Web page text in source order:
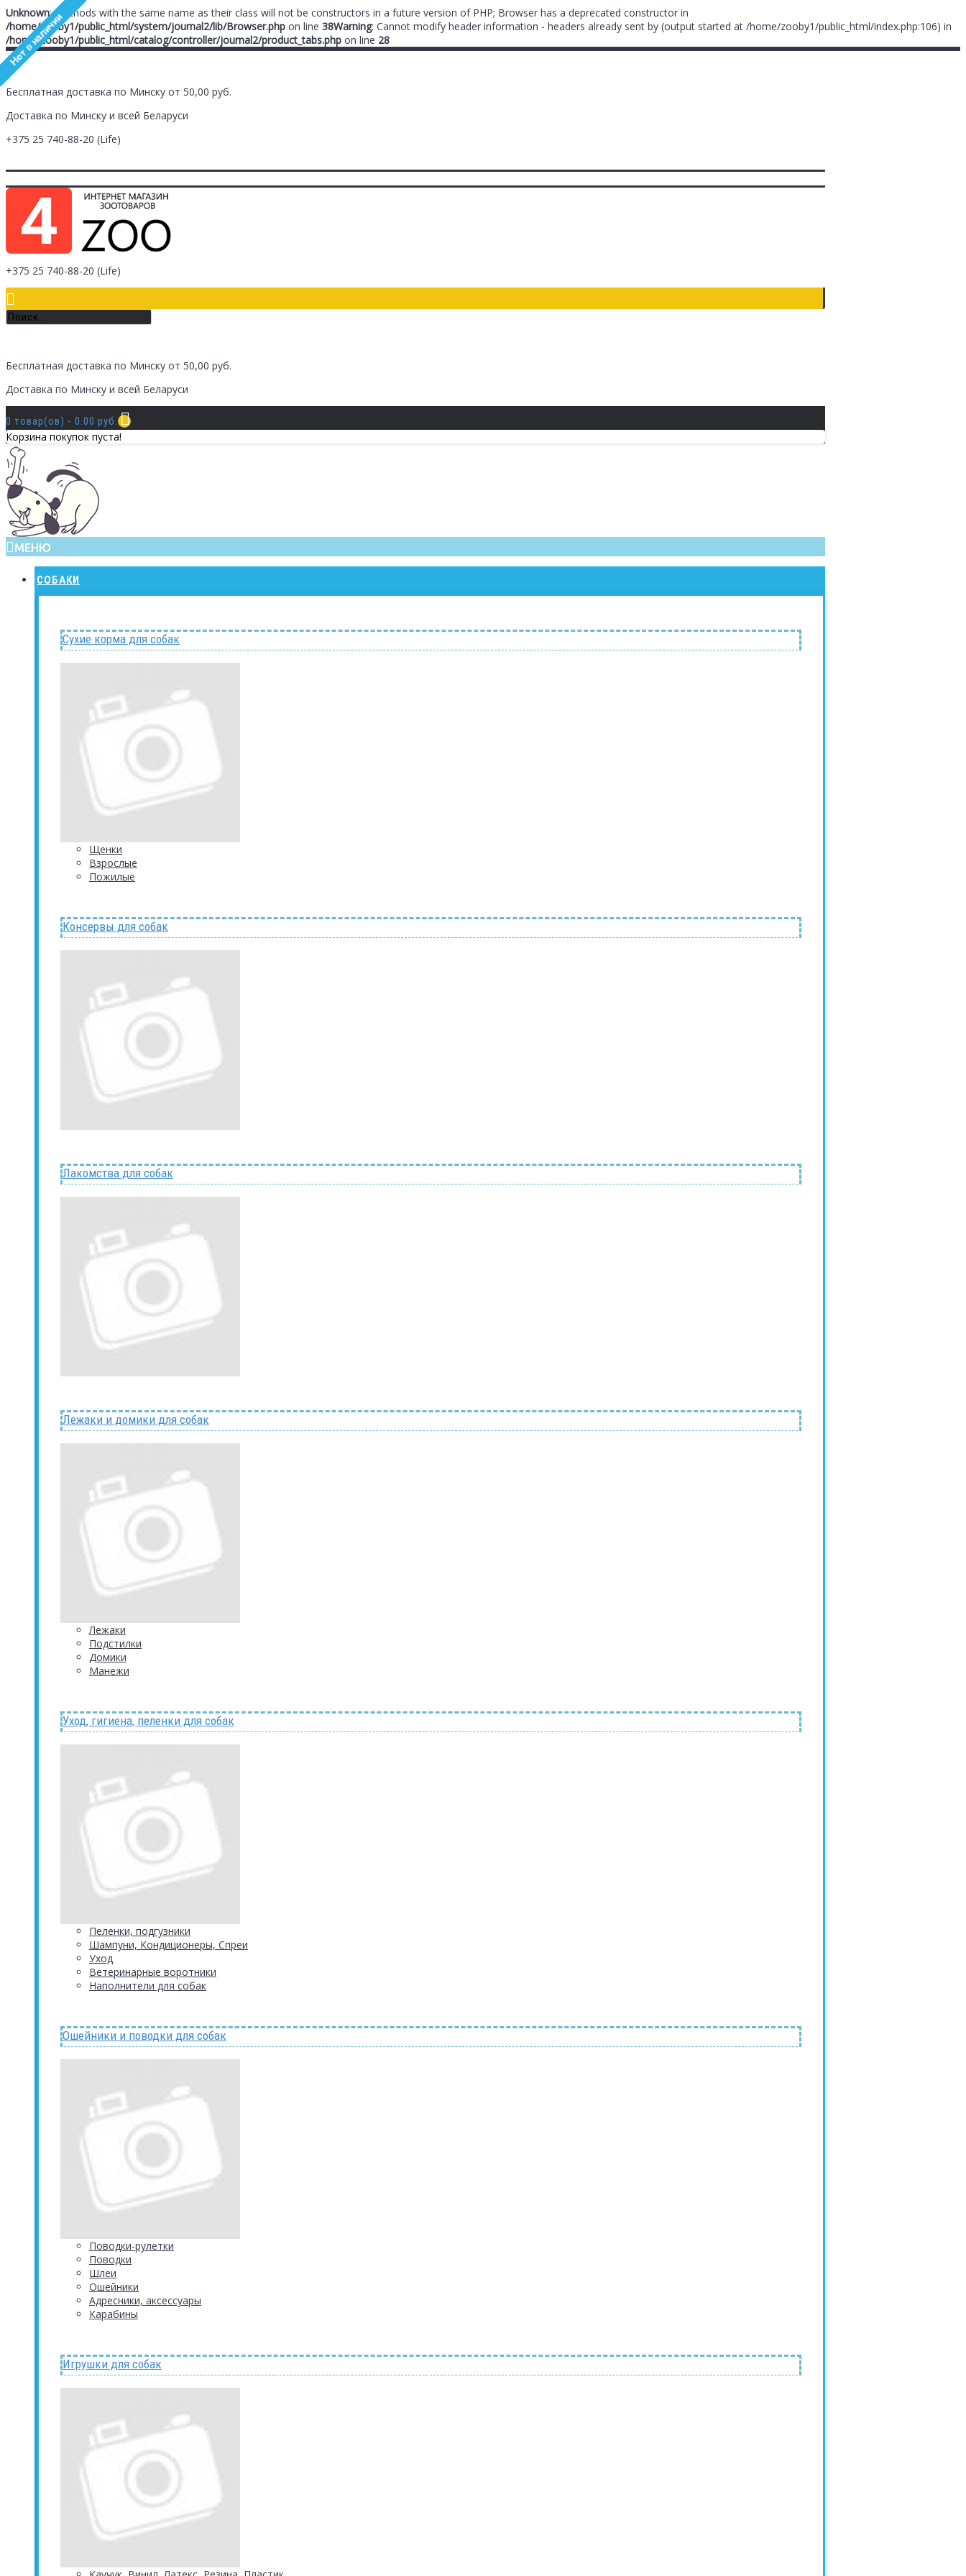
Unknown: Methods with the same name as their class will not be constructors in a future version of PHP; Browser has a deprecated constructor in
/home/zooby1/public_html/system/journal2/lib/Browser.php on line 38Warning: Cannot modify header information - headers already sent by (output started at /home/zooby1/public_html/index.php:106) in
/home/zooby1/public_html/catalog/controller/journal2/product_tabs.php on line 28
Бесплатная доставка по Минску от 50,00 руб.
Доставка по Минску и всей Беларуси
+375 25 740-88-20 (Life)
+375 25 740-88-20 (Life)
Бесплатная доставка по Минску от 50,00 руб.
Доставка по Минску и всей Беларуси
0 товар(ов) - 0.00 руб.
Корзина покупок пуста!
МЕНЮ
СОБАКИ
Сухие корма для собак
Щенки
Взрослые
Пожилые
Консервы для собак
Лакомства для собак
Лежаки и домики для собак
Лежаки
Подстилки
Домики
Манежи
Уход, гигиена, пеленки для собак
Пеленки, подгузники
Шампуни, Кондиционеры, Спреи
Уход
Ветеринарные воротники
Наполнители для собак
Ошейники и поводки для собак
Поводки-рулетки
Поводки
Шлеи
Ошейники
Адресники, аксессуары
Карабины
Игрушки для собак